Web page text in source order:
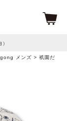
メンズ > 祇園だ